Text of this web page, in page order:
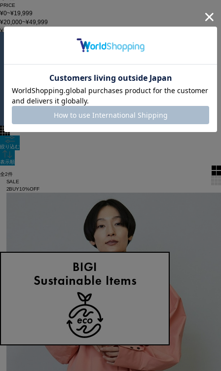
PRICE
¥0~¥19,999
¥20,000~¥49,999
¥50,000~
【snap3】
新着順
単色表示
絞り込む
表示順
全2件
SALE
2BUY10%OFF